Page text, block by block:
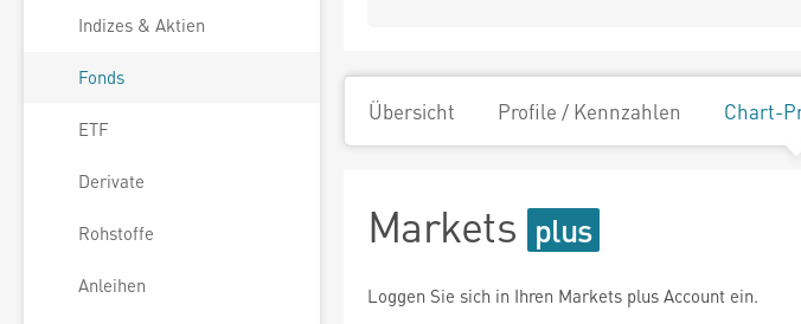
Indizes & Aktien
Fonds
ETF
Derivate
Rohstoffe
Anleihen
Übersicht Profile / Kennzahlen Chart-
Markets
Loggen Sie sich in Ihren Markets plus Account ein.